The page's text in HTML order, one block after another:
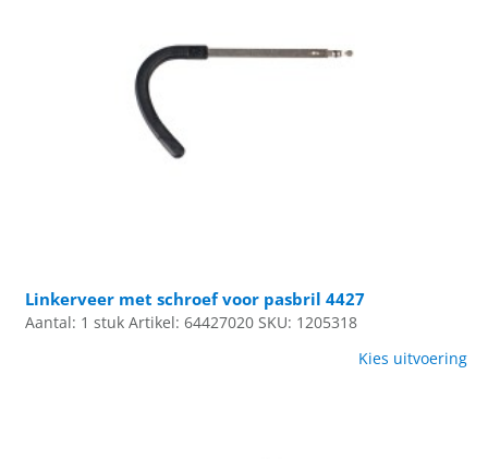
Linkerveer met schroef voor pasbril 4427
Aantal: 1 stuk Artikel: 64427020 SKU: 1205318
Kies uitvoering